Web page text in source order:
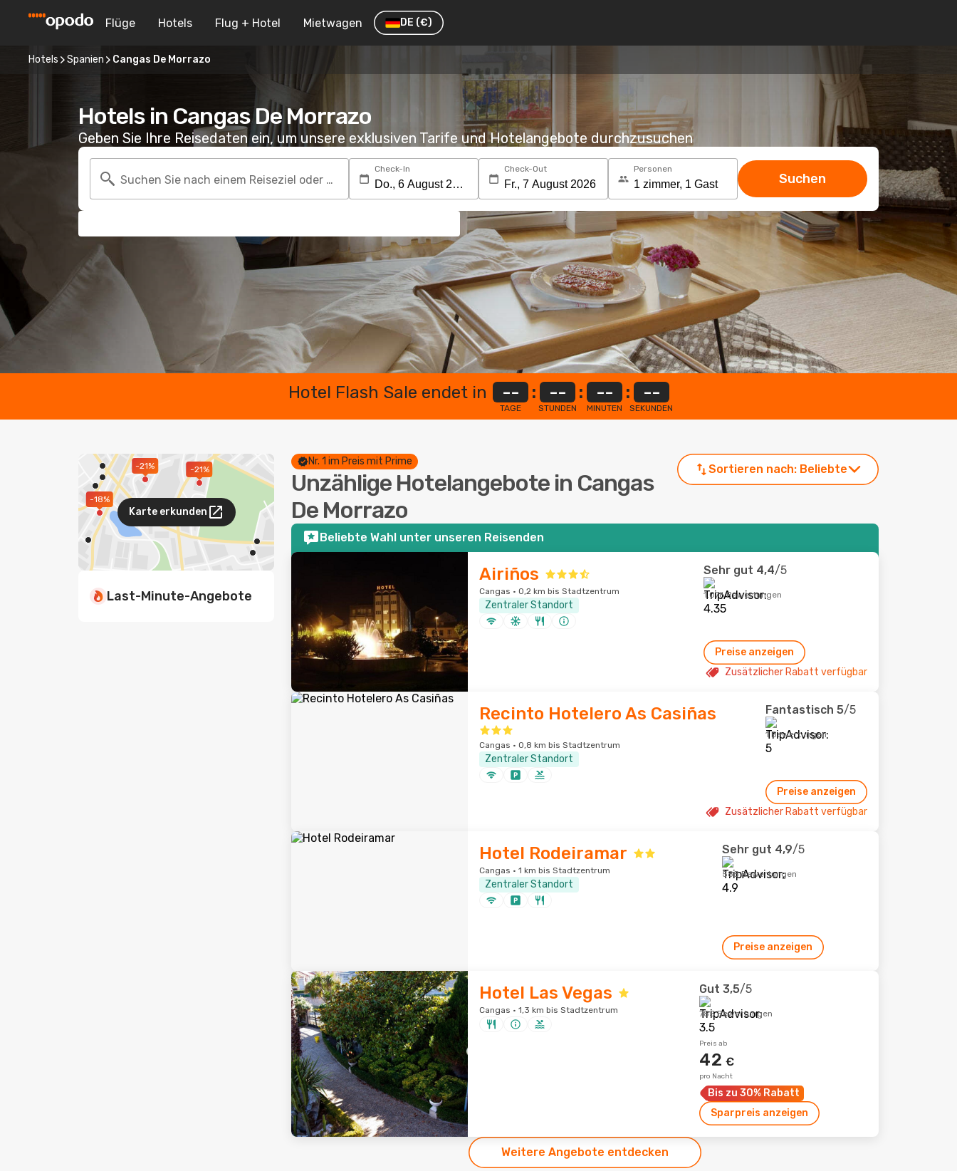
Flüge Hotels Flug + Hotel Mietwagen DE (€)
Hotels Spanien Cangas De Morrazo
Hotels in Cangas De Morrazo
Geben Sie Ihre Reisedaten ein, um unsere exklusiven Tarife und Hotelangebote durchzusuchen
Suchen Sie nach einem Reiseziel oder Hotel
Check-In Check-Out Personen
Suchen
Hotel Flash Sale endet in --
TAGE
: --
STUNDEN
: --
MINUTEN
: --
SEKUNDEN
-21%
-21%
-18%
Karte erkunden
Last-Minute-Angebote
Nr. 1 im Preis mit Prime
Unzählige Hotelangebote in Cangas
De Morrazo
Sortieren nach: Beliebte
Beliebte Wahl unter unseren Reisenden
Airiños
Cangas · 0,2 km bis Stadtzentrum
Zentraler Standort
Sehr gut 4,4/5
1.076 Bewertungen
Preise anzeigen
Zusätzlicher Rabatt verfügbar
Recinto Hotelero As Casiñas
Cangas · 0,8 km bis Stadtzentrum
Zentraler Standort
Fantastisch 5/5
1 Bewertungen
Preise anzeigen
Zusätzlicher Rabatt verfügbar
Hotel Rodeiramar
Cangas · 1 km bis Stadtzentrum
Zentraler Standort
Sehr gut 4,9/5
585 Bewertungen
Preise anzeigen
Hotel Las Vegas
Cangas · 1,3 km bis Stadtzentrum
Gut 3,5/5
785 Bewertungen
Preis ab
42 €
pro Nacht
Bis zu 30% Rabatt
Sparpreis anzeigen
Weitere Angebote entdecken